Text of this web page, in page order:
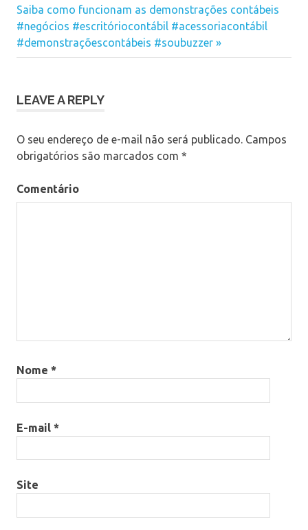
Post
Next
Post:
Saiba como funcionam as demonstrações contábeis
#negócios #escritóriocontábil #acessoriacontábil
#demonstraçõescontábeis #soubuzzer
LEAVE A REPLY
O seu endereço de e-mail não será publicado. Campos
obrigatórios são marcados com *
Comentário
Nome *
E-mail *
Site